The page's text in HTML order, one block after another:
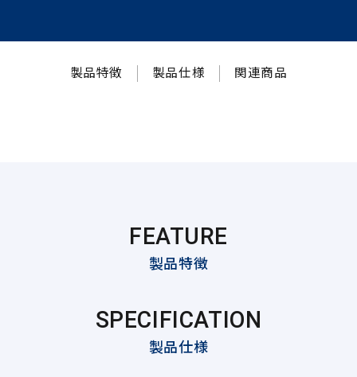
製品特徴 製品仕様 関連商品
FEATURE
製品特徴
SPECIFICATION
製品仕様